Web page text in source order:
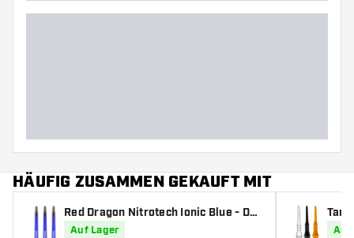
HÄUFIG ZUSAMMEN GEKAUFT MIT
Red Dragon Nitrotech Ionic Blue - Dar
t Shafts
Auf Lager Auf